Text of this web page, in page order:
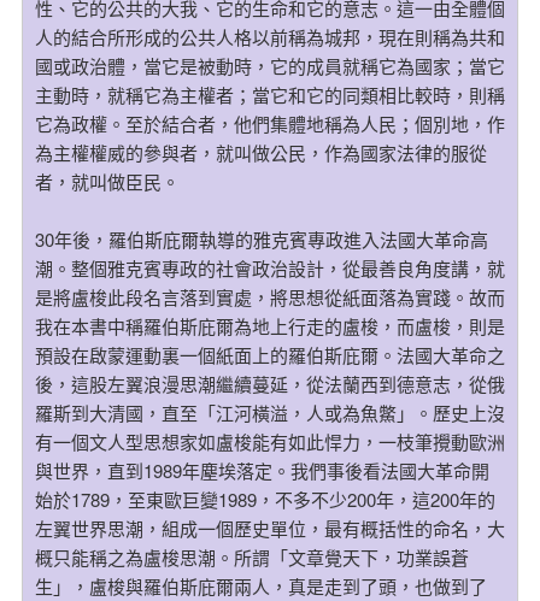
性、它的公共的大我、它的生命和它的意志。這一由全體個
人的結合所形成的公共人格以前稱為城邦，現在則稱為共和
國或政治體，當它是被動時，它的成員就稱它為國家；當它
主動時，就稱它為主權者；當它和它的同類相比較時，則稱
它為政權。至於結合者，他們集體地稱為人民；個別地，作
為主權權威的參與者，就叫做公民，作為國家法律的服從
者，就叫做臣民。
30年後，羅伯斯庇爾執導的雅克賓專政進入法國大革命高
潮。整個雅克賓專政的社會政治設計，從最善良角度講，就
是將盧梭此段名言落到實處，將思想從紙面落為實踐。故而
我在本書中稱羅伯斯庇爾為地上行走的盧梭，而盧梭，則是
預設在啟蒙運動裏一個紙面上的羅伯斯庇爾。法國大革命之
後，這股左翼浪漫思潮繼續蔓延，從法蘭西到德意志，從俄
羅斯到大清國，直至「江河橫溢，人或為魚鱉」。歷史上沒
有一個文人型思想家如盧梭能有如此悍力，一枝筆攪動歐洲
與世界，直到1989年塵埃落定。我們事後看法國大革命開
始於1789，至東歐巨變1989，不多不少200年，這200年的
左翼世界思潮，組成一個歷史單位，最有概括性的命名，大
概只能稱之為盧梭思潮。所謂「文章覺天下，功業誤蒼
生」，盧梭與羅伯斯庇爾兩人，真是走到了頭，也做到了